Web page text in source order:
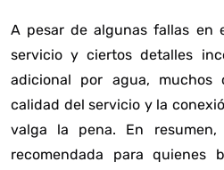
A pesar de algunas fallas en
servicio y ciertos detalles
adicional por agua, muchos
calidad del servicio y la
valga la pena. En
recomendada para quienes